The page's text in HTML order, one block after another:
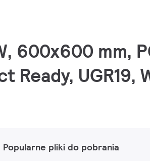
600x600 mm,
UGR19,
Popularne pliki do pobrania